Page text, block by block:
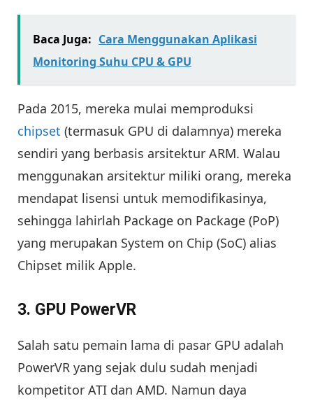
Baca Juga: Cara Menggunakan Aplikasi
Monitoring Suhu CPU & GPU
Pada 2015, mereka mulai memproduksi
chipset (termasuk GPU di dalamnya) mereka
sendiri yang berbasis arsitektur ARM. Walau
menggunakan arsitektur miliki orang, mereka
mendapat lisensi untuk memodifikasinya,
sehingga lahirlah Package on Package (PoP)
yang merupakan System on Chip (SoC) alias
Chipset milik Apple.
3. GPU PowerVR
Salah satu pemain lama di pasar GPU adalah
PowerVR yang sejak dulu sudah menjadi
kompetitor ATI dan AMD. Namun daya